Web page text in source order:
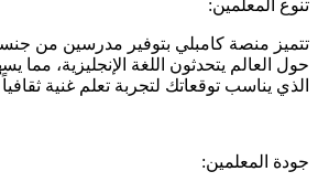
تنوع المعلمين:
تتميز منصة كامبلي بتوفير مدرسين من
حول العالم يتحدثون اللغة الإنجليزية، مما
الذي يناسب توقعاتك لتجربة تعلم غنية ثقافياً
جودة المعلمين: